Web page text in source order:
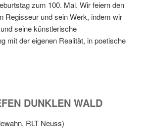
zum 100. Mal. Wir feiern den
Regisseur und sein Werk, indem wir
seine künstlerische
mit der eigenen Realität, in poetische
DUNKLEN WALD
RLT Neuss)